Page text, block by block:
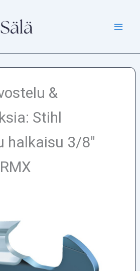
&
Stihl
halkaisu 3/8″